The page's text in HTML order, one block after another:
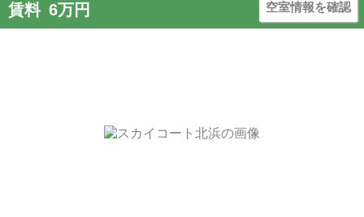
賃料 6万円 空室情報を確認